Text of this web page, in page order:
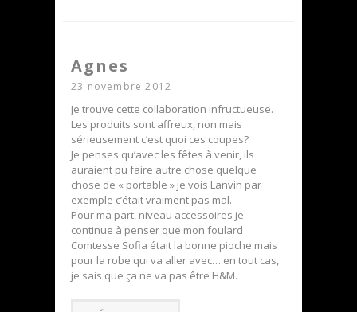
Agnes
23 novembre 2012
Je trouve cette collaboration infructueuse.
Les produits sont affreux, non mais
sérieusement c’est quoi ces coupes?
Je penses qu’avec les fêtes à venir, ils
auraient pu faire autre chose quelque
chose de « portable » je vois Lanvin par
exemple c’était vraiment pas mal.
Pour ma part, niveau accessoires je
continue à penser que mon foulard
Comtesse Sofia était la bonne pioche mais
pour la robe qui va aller avec… en tout cas,
je sais que ça ne va pas être H&M.